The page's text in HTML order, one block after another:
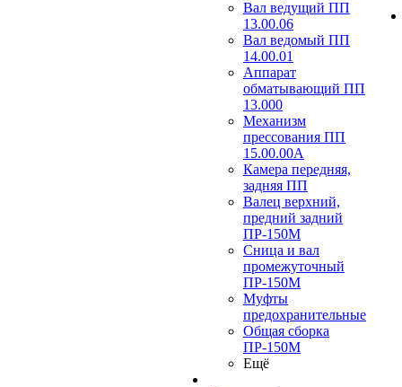
Вал ведущий ПП
13.00.06
Вал ведомый ПП
14.00.01
Аппарат
обматывающий ПП
13.000
Механизм
прессования ПП
15.00.00А
Камера передняя,
задняя ПП
Валец верхний,
предний задний
ПР-150М
Сница и вал
промежуточный
ПР-150М
Муфты
предохранительные
Общая сборка
ПР-150М
Ещё